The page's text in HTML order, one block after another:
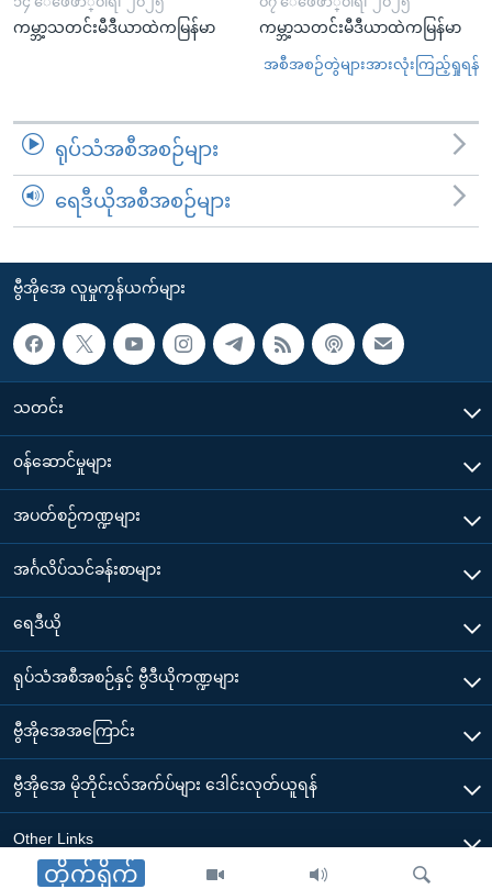
တိုက်ရိုက်
ကမ္ဘာ့သတင်းမီဒီယာထဲကမြန်မာ ကမ္ဘာ့သတင်းမီဒီယာထဲကမြန်မာ
အစီအစဉ်တွဲများအားလုံးကြည့်ရှုရန်
ရုပ်သံအစီအစဉ်များ
ရေဒီယိုအစီအစဉ်များ
ဗွီအိုအေ လူမှုကွန်ယက်များ
သတင်း
၀န်ဆောင်မှုများ
အပတ်စဉ်ကဏ္ဍများ
အင်္ဂလိပ်သင်ခန်းစာများ
ရေဒီယို
ရုပ်သံအစီအစဉ်နှင့် ဗွီဒီယိုကဏ္ဍများ
ဗွီအိုအေအကြောင်း
ဗွီအိုအေ မိုဘိုင်းလ်အက်ပ်များ ဒေါင်းလုတ်ယူရန်
Other Links